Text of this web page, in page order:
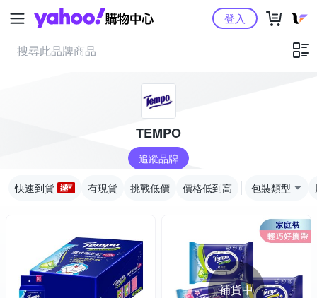
Yahoo購物中心登入
TEMPO
追蹤品牌
快速到貨 有現貨 挑戰低價 價格低到高 包裝類型
補貨中